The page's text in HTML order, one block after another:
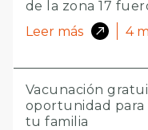
de la zona 17
Leer más
4
Vacunación
oportunidad
tu familia